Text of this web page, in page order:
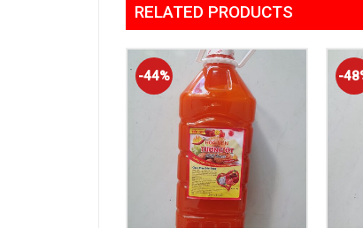
RELATED PRODUCTS
-44% -